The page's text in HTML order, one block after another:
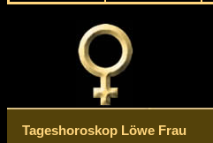
Tageshoroskop Löwe Frau